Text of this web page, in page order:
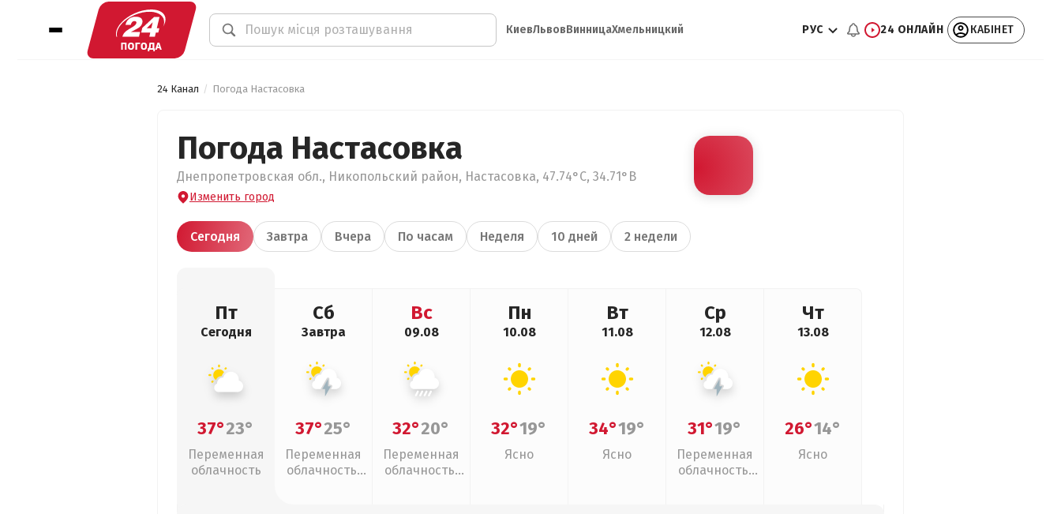
КиевЛьвовВинницаХмельницкий РУС 24 ОНЛАЙН КАБІНЕТ
24 Канал Погода Настасовка
Погода Настасовка
Днепропетровская обл., Никопольский район, Настасовка, 47.74°С, 34.71°В
Изменить город
Сегодня Завтра Вчера По часам Неделя 10 дней 2 недели
Пт
Сегодня
37°23°
Переменная
облачность
Сб
Завтра
37°25°
Переменная
облачность,
Вс
09.08
32°20°
Переменная
облачность,
Пн
10.08
32°19°
Ясно
Вт
11.08
34°19°
Ясно
Ср
12.08
31°19°
Переменная
облачность,
Чт
13.08
26°14°
Ясно